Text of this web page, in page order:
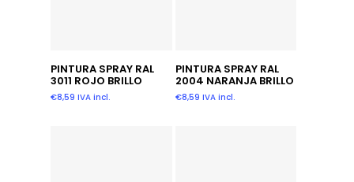
Añadir Al Carrito
PINTURA SPRAY RAL
3011 ROJO BRILLO
€8,59 IVA incl.
Añadir Al Carrito
PINTURA SPRAY RAL
2004 NARANJA BRILLO
€8,59 IVA incl.